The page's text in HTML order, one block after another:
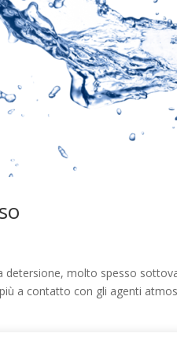
detersione, molto spesso
a contatto con gli agenti